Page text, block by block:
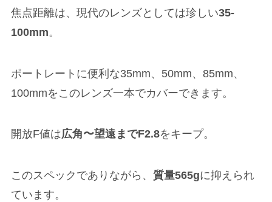
焦点距離は、現代のレンズとしては珍しい35-
100mm。
ポートレートに便利な35mm、50mm、85mm、
100mmをこのレンズ一本でカバーできます。
開放F値は広角〜望遠までF2.8をキープ。
このスペックでありながら、 質量565gに抑えられ
ています。